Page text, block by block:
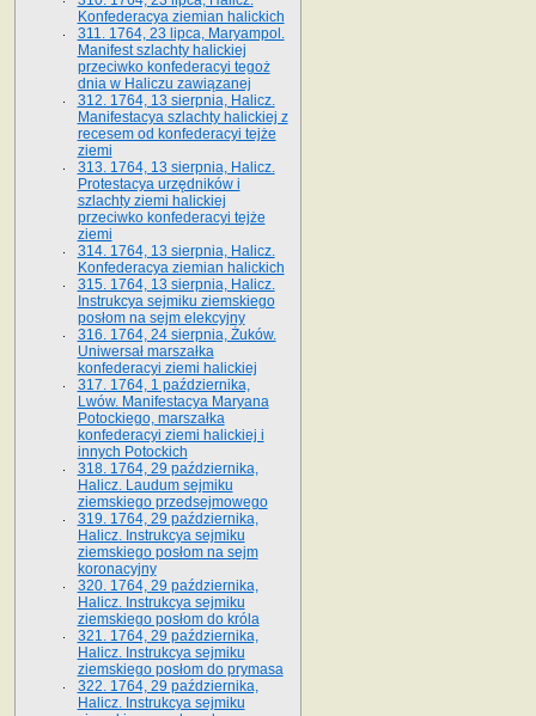
Konfederacya ziemian halickich
311. 1764, 23 lipca, Maryampol.
Manifest szlachty halickiej
przeciwko konfederacyi tegoż
dnia w Haliczu zawiązanej
312. 1764, 13 sierpnia, Halicz.
Manifestacya szlachty halickiej z
recesem od konfederacyi tejże
ziemi
313. 1764, 13 sierpnia, Halicz.
Protestacya urzędników i
szlachty ziemi halickiej
przeciwko konfederacyi tejże
ziemi
314. 1764, 13 sierpnia, Halicz.
Konfederacya ziemian halickich
315. 1764, 13 sierpnia, Halicz.
Instrukcya sejmiku ziemskiego
posłom na sejm elekcyjny
316. 1764, 24 sierpnia, Żuków.
Uniwersał marszałka
konfederacyi ziemi halickiej
317. 1764, 1 października,
Lwów. Manifestacya Maryana
Potockiego, marszałka
konfederacyi ziemi halickiej i
innych Potockich
318. 1764, 29 października,
Halicz. Laudum sejmiku
ziemskiego przedsejmowego
319. 1764, 29 października,
Halicz. Instrukcya sejmiku
ziemskiego posłom na sejm
koronacyjny
320. 1764, 29 października,
Halicz. Instrukcya sejmiku
ziemskiego posłom do króla
321. 1764, 29 października,
Halicz. Instrukcya sejmiku
ziemskiego posłom do prymasa
322. 1764, 29 października,
Halicz. Instrukcya sejmiku